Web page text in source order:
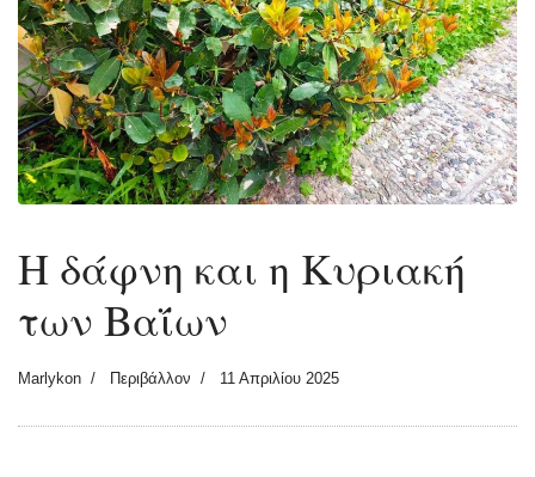
Η δάφνη και η Κυριακή
των Βαΐων
Marlykon Περιβάλλον 11 Απριλίου 2025